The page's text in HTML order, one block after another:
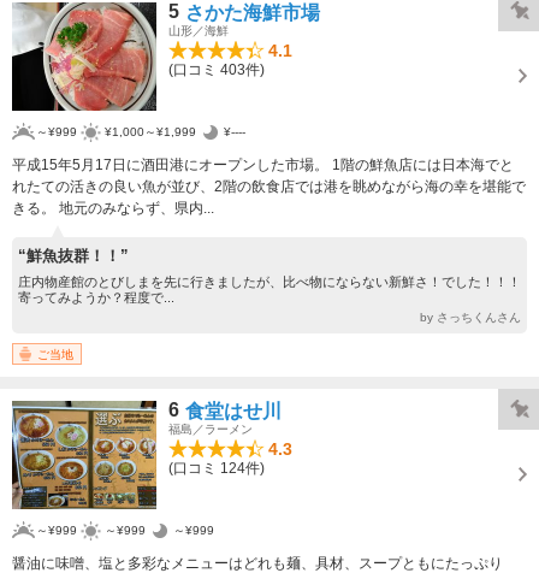
5 さかた海鮮市場
山形／海鮮
4.1
(口コミ 403件)
～¥999 ¥1,000～¥1,999 ¥----
平成15年5月17日に酒田港にオープンした市場。 1階の鮮魚店には日本海でと
れたての活きの良い魚が並び、2階の飲食店では港を眺めながら海の幸を堪能で
きる。 地元のみならず、県内...
“鮮魚抜群！！”
庄内物産館のとびしまを先に行きましたが、比べ物にならない新鮮さ！でした！！！
寄ってみようか？程度で...
by さっちくんさん
ご当地
6 食堂はせ川
福島／ラーメン
4.3
(口コミ 124件)
～¥999 ～¥999 ～¥999
醤油に味噌、塩と多彩なメニューはどれも麺、具材、スープともにたっぷり